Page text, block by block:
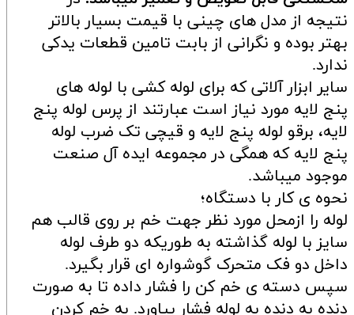
نتیجه از مدل های چینی با قیمت بسیار بالاتر
بهتر بوده و نگرانی از بابت تامین قطعات یدکی
ندارد.
سایر ابزار آلاتی که برای لوله کشی با لوله های
پنج لایه مورد نیاز است عبارتند از پرس لوله پنج
لایه، برقو لوله پنج لایه و قیچی تک ضرب لوله
پنج لایه که همگی در مجموعه ایده آل صنعت
موجود میباشد.
نحوه ی کار با دستگاه؛
لوله را ازمحل مورد نظر جهت خم بر روی قالب هم
سایز با لوله گذاشته به طوریکه دو طرف لوله
داخل دو فک متحرک گوشواره ای قرار بگیرد.
سپس دسته ی خم کن را فشار داده تا به صورت
دنده به دنده به لوله فشار بیاورد. به خم کردن